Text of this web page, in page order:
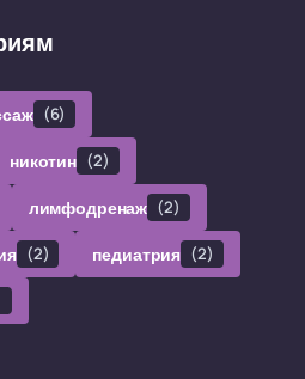
(6)
никотин (2)
лимфодренаж (2)
(2) педиатрия (2)